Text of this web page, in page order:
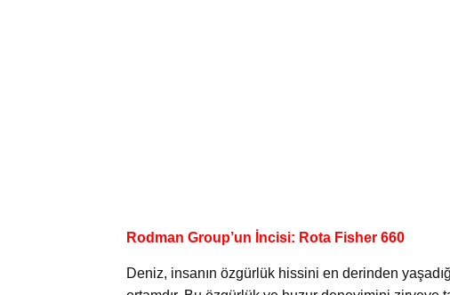
Rodman Group’un İncisi: Rota Fisher 660
Deniz, insanın özgürlük hissini en derinden